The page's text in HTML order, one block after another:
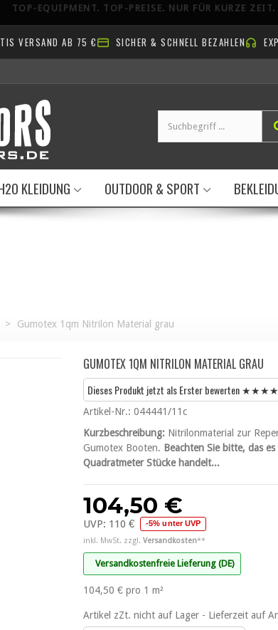
AUSLAUFARTIKEL: BIS ZU 60% RABATT ➔
VERSAND AB 75 € SICHER & SCHNELL BEZAHLEN
KLEIDUNG OUTDOOR & SPORT
> Gumotex 1qm Nitrilon Material grau
GUMOTEX 1QM NITRILON MATERIAL GRAU
Dieses Produkt jetzt als Erster bewerten
Artikel-Nr.: 044441/11c
Kurzbeschreibung: Nitrilonmaterial zur
Gumotex Booten. Beachten Sie bitte, das
Quadratmeter Stücke handelt...
104,50 €
UVP: 110 € -5% unter UVP
inkl. MwSt. zzgl. Versandkosten**
Versandkostenfreie Lieferung (DE)
104,50 € pro 1 m²
Artikel zZt. nicht auf Lager - Lieferzeit auf